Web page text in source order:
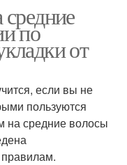
по
от
если вы не
пользуются
на средние волосы